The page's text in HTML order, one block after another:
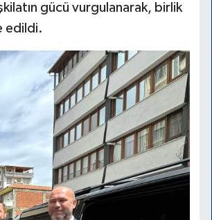
gücü vurgulanarak, birlik
edildi.